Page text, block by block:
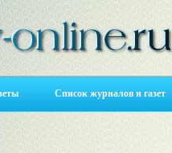
Список журналов и газет